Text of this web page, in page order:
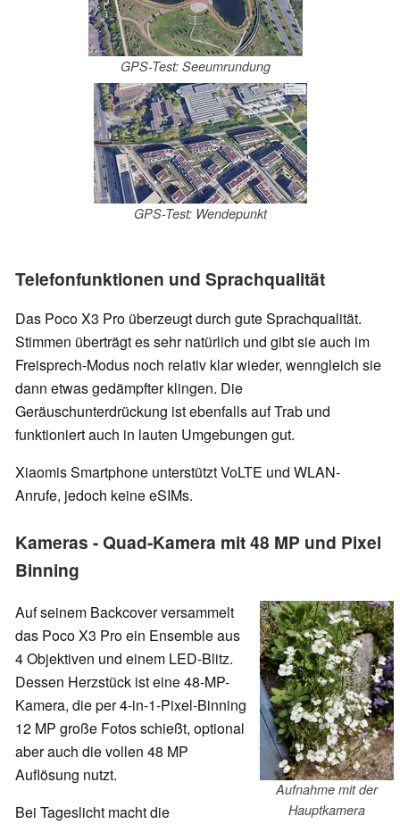
GPS-Test: Seeumrundung
GPS-Test: Wendepunkt
Telefonfunktionen und Sprachqualität
Das Poco X3 Pro überzeugt durch gute Sprachqualität.
Stimmen überträgt es sehr natürlich und gibt sie auch im
Freisprech-Modus noch relativ klar wieder, wenngleich sie
dann etwas gedämpfter klingen. Die
Geräuschunterdrückung ist ebenfalls auf Trab und
funktioniert auch in lauten Umgebungen gut.
Xiaomis Smartphone unterstützt VoLTE und WLAN-
Anrufe, jedoch keine eSIMs.
Kameras - Quad-Kamera mit 48 MP und Pixel
Binning
Aufnahme mit der
Hauptkamera
Auf seinem Backcover versammelt
das Poco X3 Pro ein Ensemble aus
4 Objektiven und einem LED-Blitz.
Dessen Herzstück ist eine 48-MP-
Kamera, die per 4-in-1-Pixel-Binning
12 MP große Fotos schießt, optional
aber auch die vollen 48 MP
Auflösung nutzt.
Bei Tageslicht macht die